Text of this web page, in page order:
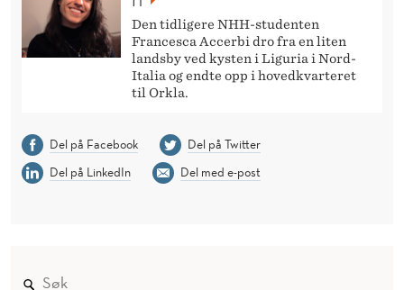
Den tidligere NHH-studenten
Francesca Accerbi dro fra en liten
landsby ved kysten i Liguria i Nord-
Italia og endte opp i hovedkvarteret
til Orkla.
Del på Facebook
Del på Twitter
Del på LinkedIn
Del med e-post